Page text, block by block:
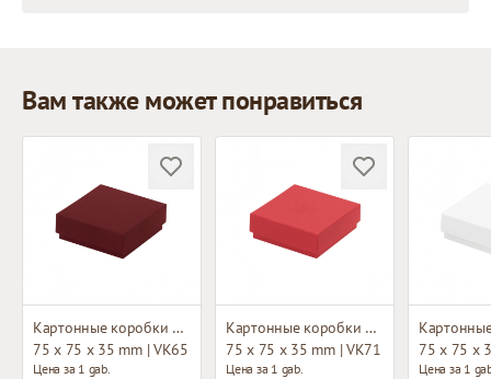
Вам также может понравиться
Картонные коробки без окна
75 x 75 x 35 mm | VK65
Цена за 1 gab.
Картонные коробки без окна
75 x 75 x 35 mm | VK71
Цена за 1 gab.
75 x 75 x
Цена за 1